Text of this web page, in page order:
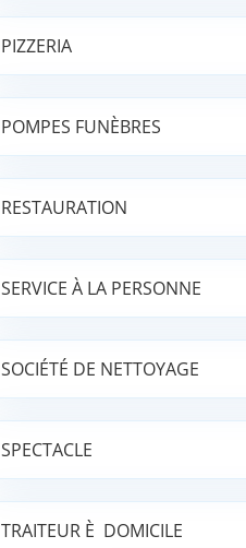
PIZZERIA
POMPES FUNÈBRES
RESTAURATION
SERVICE À LA PERSONNE
SOCIÉTÉ DE NETTOYAGE
SPECTACLE
TRAITEUR È DOMICILE